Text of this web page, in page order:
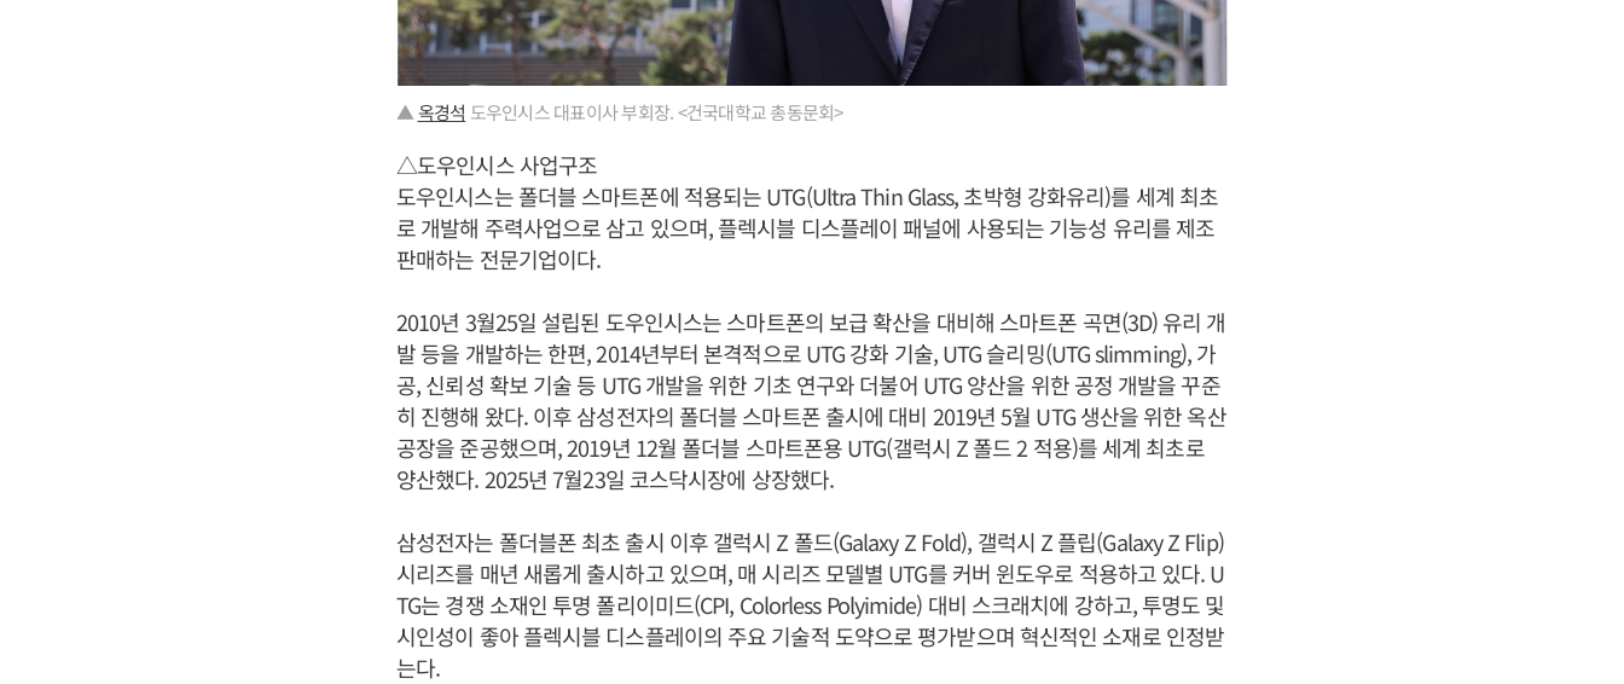
▲옥경석 도우인시스 대표이사 부회장. <건국대학교 총동문회>
△도우인시스 사업구조
도우인시스는 폴더블 스마트폰에 적용되는 UTG(Ultra Thin Glass, 초박형 강화유리)를 세계 최초
로 개발해 주력사업으로 삼고 있으며, 플렉시블 디스플레이 패널에 사용되는 기능성 유리를 제조
판매하는 전문기업이다.
2010년 3월25일 설립된 도우인시스는 스마트폰의 보급 확산을 대비해 스마트폰 곡면(3D) 유리 개
발 등을 개발하는 한편, 2014년부터 본격적으로 UTG 강화 기술, UTG 슬리밍(UTG slimming), 가
공, 신뢰성 확보 기술 등 UTG 개발을 위한 기초 연구와 더불어 UTG 양산을 위한 공정 개발을 꾸준
히 진행해 왔다. 이후 삼성전자의 폴더블 스마트폰 출시에 대비 2019년 5월 UTG 생산을 위한 옥산
공장을 준공했으며, 2019년 12월 폴더블 스마트폰용 UTG(갤럭시 Z 폴드 2 적용)를 세계 최초로
양산했다. 2025년 7월23일 코스닥시장에 상장했다.
삼성전자는 폴더블폰 최초 출시 이후 갤럭시 Z 폴드(Galaxy Z Fold), 갤럭시 Z 플립(Galaxy Z Flip)
시리즈를 매년 새롭게 출시하고 있으며, 매 시리즈 모델별 UTG를 커버 윈도우로 적용하고 있다. U
TG는 경쟁 소재인 투명 폴리이미드(CPI, Colorless Polyimide) 대비 스크래치에 강하고, 투명도 및
시인성이 좋아 플렉시블 디스플레이의 주요 기술적 도약으로 평가받으며 혁신적인 소재로 인정받
는다.